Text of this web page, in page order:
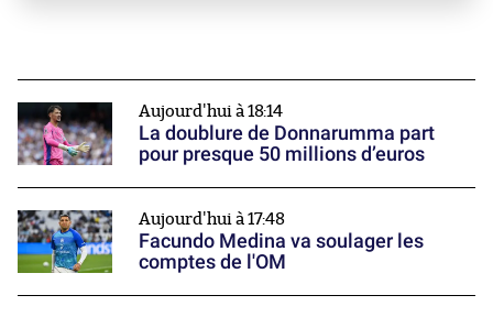
Aujourd'hui à 18:14
La doublure de Donnarumma part
pour presque 50 millions d’euros
Aujourd'hui à 17:48
Facundo Medina va soulager les
comptes de l'OM